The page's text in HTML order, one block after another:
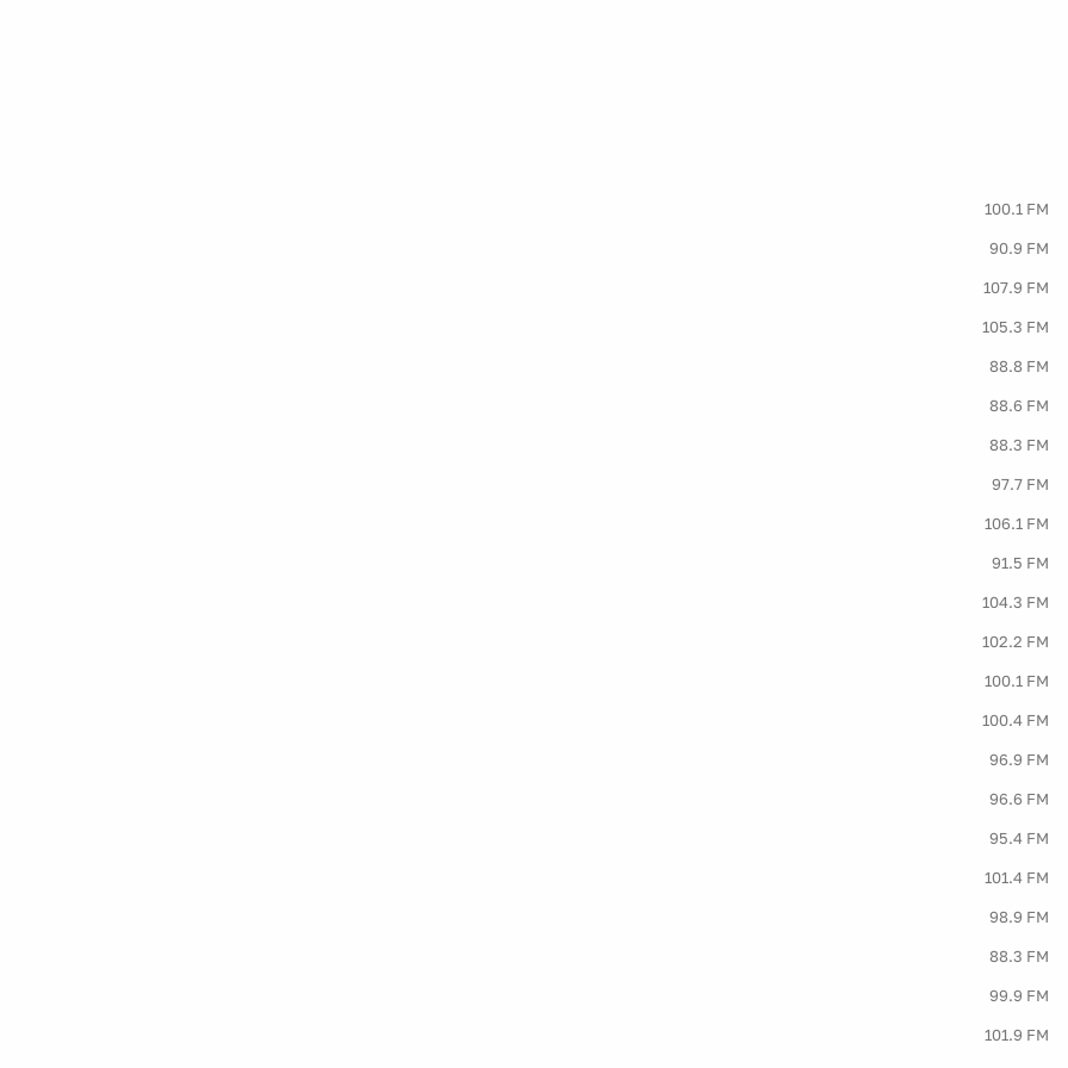
100.1 FM
90.9 FM
107.9 FM
105.3 FM
88.8 FM
88.6 FM
88.3 FM
97.7 FM
106.1 FM
91.5 FM
104.3 FM
102.2 FM
100.1 FM
100.4 FM
96.9 FM
96.6 FM
95.4 FM
101.4 FM
98.9 FM
88.3 FM
99.9 FM
101.9 FM